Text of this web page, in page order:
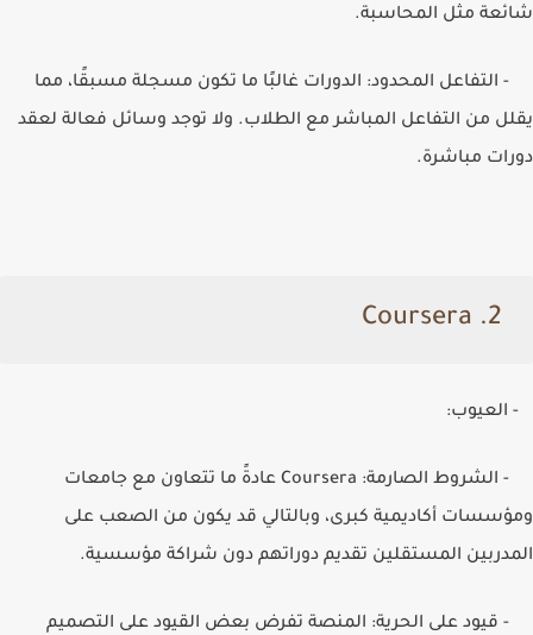
شائعة مثل المحاسبة.
- التفاعل المحدود: الدورات غالبًا ما تكون مسجلة مسبقًا، مما
يقلل من التفاعل المباشر مع الطلاب. ولا توجد وسائل فعالة لعقد
دورات مباشرة.
2.
Coursera
- العيوب:
- الشروط الصارمة: Coursera عادةً ما تتعاون مع جامعات
ومؤسسات أكاديمية كبرى، وبالتالي قد يكون من الصعب على
المدربين المستقلين تقديم دوراتهم دون شراكة مؤسسية.
- قيود على الحرية: المنصة تفرض بعض القيود على التصميم